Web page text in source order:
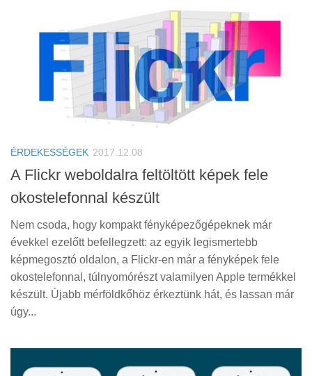
ÉRDEKESSÉGEK 2017.12.08
A Flickr weboldalra feltöltött képek fele
okostelefonnal készült
Nem csoda, hogy kompakt fényképezőgépeknek már
évekkel ezelőtt befellegzett: az egyik legismertebb
képmegosztó oldalon, a Flickr-en már a fényképek fele
okostelefonnal, túlnyomórészt valamilyen Apple termékkel
készült. Újabb mérföldkőhöz érkeztünk hát, és lassan már
úgy...